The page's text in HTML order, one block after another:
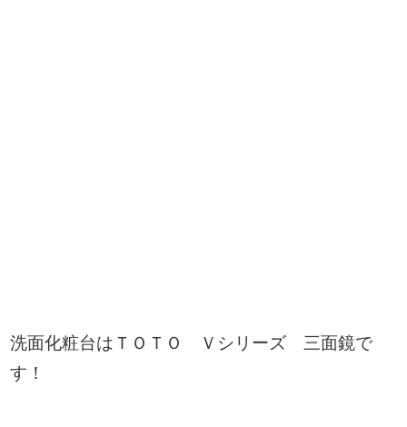
洗面化粧台はＴＯＴＯ Ｖシリーズ 三面鏡で
す！